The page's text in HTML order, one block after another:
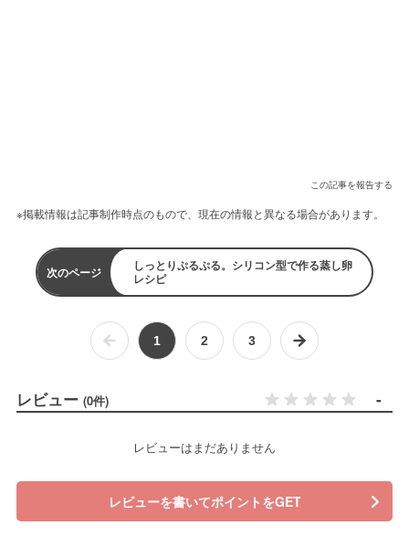
この記事を報告する
※掲載情報は記事制作時点のもので、現在の情報と異なる場合があります。
次のページ
しっとりぷるぷる。シリコン型で作る蒸し卵
レシピ
1 2 3
レビュー (0件) -
レビューはまだありません
レビューを書いてポイントをGET